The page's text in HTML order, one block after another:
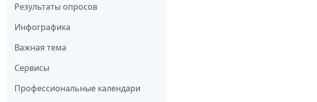
Результаты опросов
Инфографика
Важная тема
Сервисы
Профессиональные календари